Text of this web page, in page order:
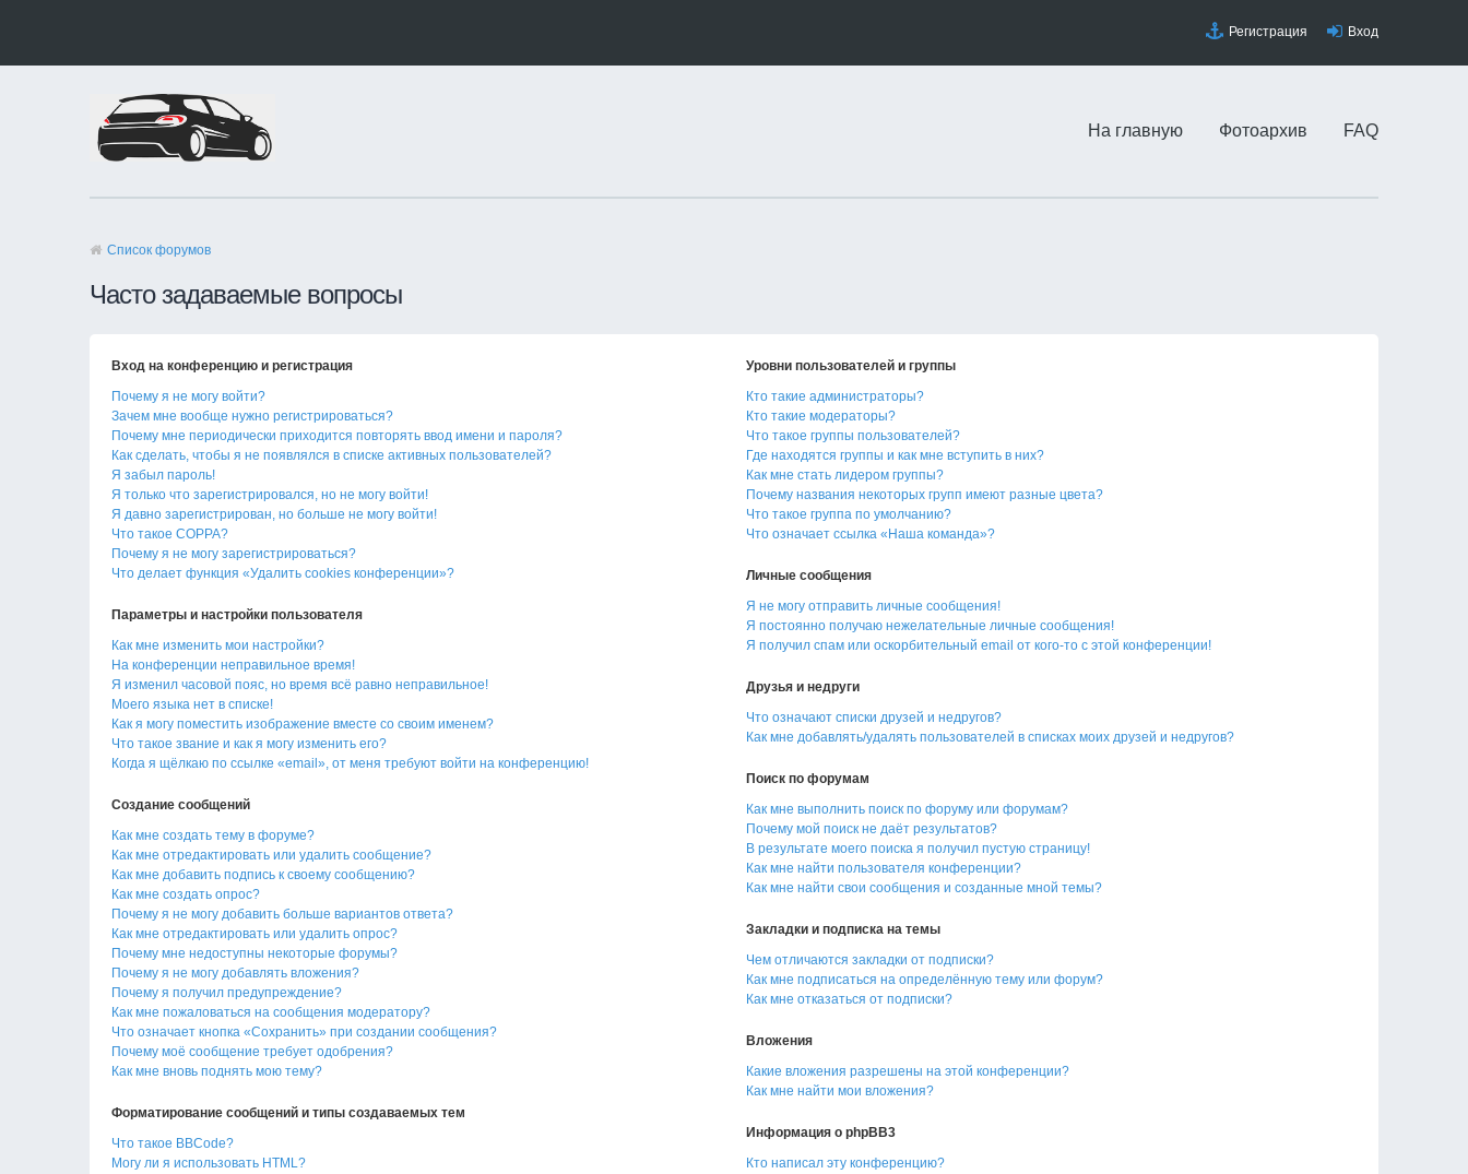
Регистрация Вход
На главную Фотоархив FAQ
Список форумов
Часто задаваемые вопросы
Вход на конференцию и регистрация
Почему я не могу войти?
Зачем мне вообще нужно регистрироваться?
Почему мне периодически приходится повторять ввод имени и пароля?
Как сделать, чтобы я не появлялся в списке активных пользователей?
Я забыл пароль!
Я только что зарегистрировался, но не могу войти!
Я давно зарегистрирован, но больше не могу войти!
Что такое COPPA?
Почему я не могу зарегистрироваться?
Что делает функция «Удалить cookies конференции»?
Параметры и настройки пользователя
Как мне изменить мои настройки?
На конференции неправильное время!
Я изменил часовой пояс, но время всё равно неправильное!
Моего языка нет в списке!
Как я могу поместить изображение вместе со своим именем?
Что такое звание и как я могу изменить его?
Когда я щёлкаю по ссылке «email», от меня требуют войти на конференцию!
Создание сообщений
Как мне создать тему в форуме?
Как мне отредактировать или удалить сообщение?
Как мне добавить подпись к своему сообщению?
Как мне создать опрос?
Почему я не могу добавить больше вариантов ответа?
Как мне отредактировать или удалить опрос?
Почему мне недоступны некоторые форумы?
Почему я не могу добавлять вложения?
Почему я получил предупреждение?
Как мне пожаловаться на сообщения модератору?
Что означает кнопка «Сохранить» при создании сообщения?
Почему моё сообщение требует одобрения?
Как мне вновь поднять мою тему?
Форматирование сообщений и типы создаваемых тем
Что такое BBCode?
Могу ли я использовать HTML?
Уровни пользователей и группы
Кто такие администраторы?
Кто такие модераторы?
Что такое группы пользователей?
Где находятся группы и как мне вступить в них?
Как мне стать лидером группы?
Почему названия некоторых групп имеют разные цвета?
Что такое группа по умолчанию?
Что означает ссылка «Наша команда»?
Личные сообщения
Я не могу отправить личные сообщения!
Я постоянно получаю нежелательные личные сообщения!
Я получил спам или оскорбительный email от кого-то с этой конференции!
Друзья и недруги
Что означают списки друзей и недругов?
Как мне добавлять/удалять пользователей в списках моих друзей и недругов?
Поиск по форумам
Как мне выполнить поиск по форуму или форумам?
Почему мой поиск не даёт результатов?
В результате моего поиска я получил пустую страницу!
Как мне найти пользователя конференции?
Как мне найти свои сообщения и созданные мной темы?
Закладки и подписка на темы
Чем отличаются закладки от подписки?
Как мне подписаться на определённую тему или форум?
Как мне отказаться от подписки?
Вложения
Какие вложения разрешены на этой конференции?
Как мне найти мои вложения?
Информация о phpBB3
Кто написал эту конференцию?